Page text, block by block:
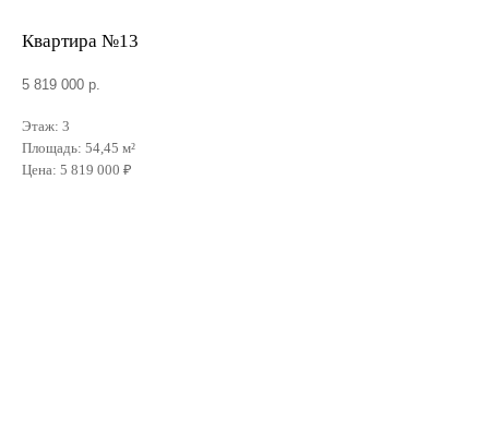
Квартира №13
5 819 000 р.
Этаж: 3
Площадь: 54,45 м²
Цена: 5 819 000 ₽